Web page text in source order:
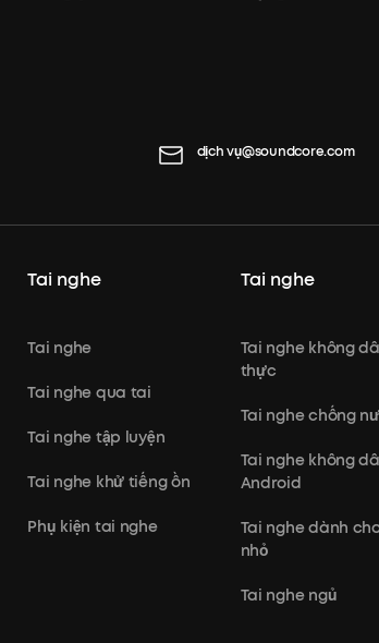
dịch vụ@soundcore.com
Tai nghe
Tai nghe
Tai nghe qua tai
Tai nghe tập luyện
Tai nghe khử tiếng ồn
Phụ kiện tai nghe
Tai nghe
Tai nghe không
thực
Tai nghe chống
Tai nghe không
Android
Tai nghe dành
nhỏ
Tai nghe ngủ